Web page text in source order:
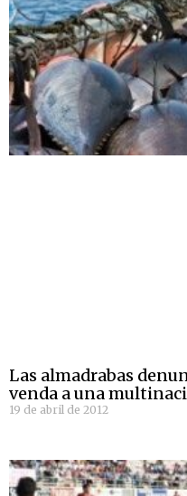
Las almadrabas
venda a una
19 de abril de 2012